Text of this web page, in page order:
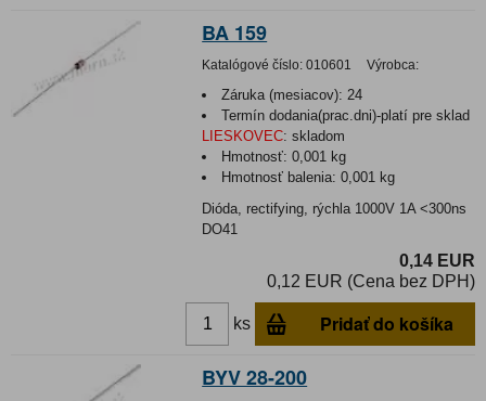
BA 159
Katalógové číslo: 010601 Výrobca:
Záruka (mesiacov): 24
Termín dodania(prac.dni)-platí pre sklad
LIESKOVEC: skladom
Hmotnosť:0,001 kg
Hmotnosť balenia:0,001 kg
Dióda, rectifying, rýchla 1000V 1A <300ns
DO41
0,14 EUR
0,12 EUR (Cena bez DPH)
ks Pridať do košíka
BYV 28-200